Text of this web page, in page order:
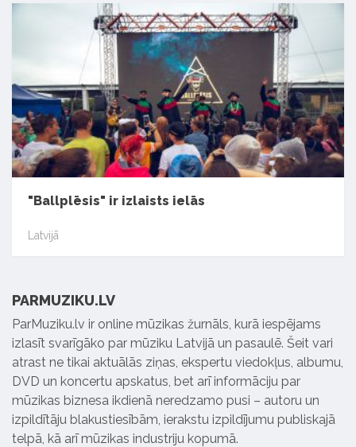
"Ballplēsis" ir izlaists ielās
Latvijā
PARMUZIKU.LV
ParMuziku.lv ir online mūzikas žurnāls, kurā iespējams
izlasīt svarīgāko par mūziku Latvijā un pasaulē. Šeit vari
atrast ne tikai aktuālās ziņas, ekspertu viedokļus, albumu,
DVD un koncertu apskatus, bet arī informāciju par
mūzikas biznesa ikdienā neredzamo pusi – autoru un
izpildītāju blakustiesībām, ierakstu izpildījumu publiskajā
telpā, kā arī mūzikas industriju kopumā.